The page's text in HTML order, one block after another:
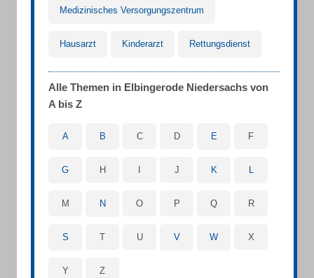
Medizinisches Versorgungszentrum
Hausarzt Kinderarzt Rettungsdienst
Alle Themen in Elbingerode Niedersachs von
A bis Z
A B C D E F
G H J K L
M N O P Q R
S T U V W X
Y Z